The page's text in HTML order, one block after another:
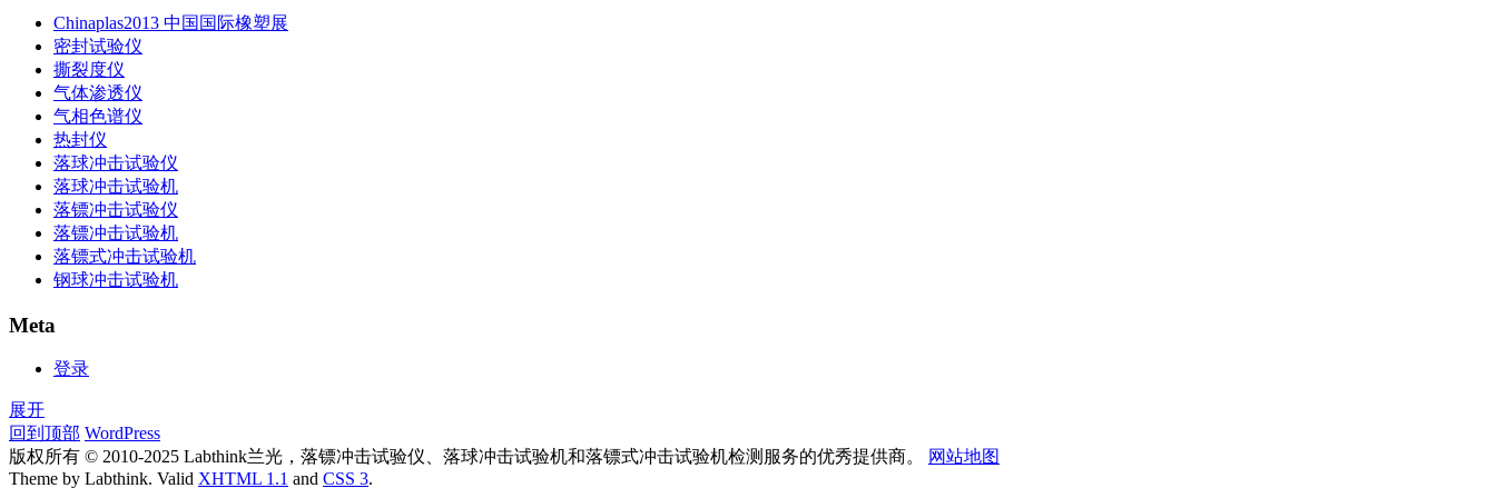
Chinaplas2013 中国国际橡塑展
密封试验仪
撕裂度仪
气体渗透仪
气相色谱仪
热封仪
落球冲击试验仪
落球冲击试验机
落镖冲击试验仪
落镖冲击试验机
落镖式冲击试验机
钢球冲击试验机
Meta
登录
展开
回到顶部 WordPress
版权所有 © 2010-2025 Labthink兰光，落镖冲击试验仪、落球冲击试验机和落镖式冲击试验机检测服务的优秀提供商。
网站地图
Theme by Labthink. Valid XHTML 1.1 and CSS 3.